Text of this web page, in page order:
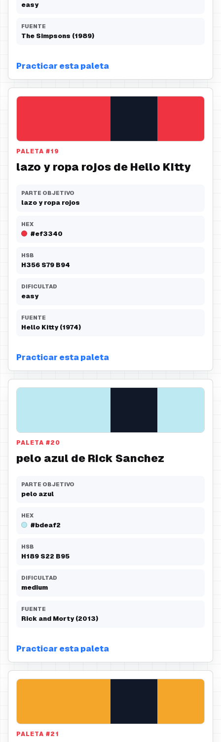
easy
FUENTE
The Simpsons (1989)
Practicar esta paleta
PALETA #19
lazo y ropa rojos de Hello Kitty
PARTE OBJETIVO
lazo y ropa rojos
HEX
#ef3340
HSB
H356 S79 B94
DIFICULTAD
easy
FUENTE
Hello Kitty (1974)
Practicar esta paleta
PALETA #20
pelo azul de Rick Sanchez
PARTE OBJETIVO
pelo azul
HEX
#bdeaf2
HSB
H189 S22 B95
DIFICULTAD
medium
FUENTE
Rick and Morty (2013)
Practicar esta paleta
PALETA #21